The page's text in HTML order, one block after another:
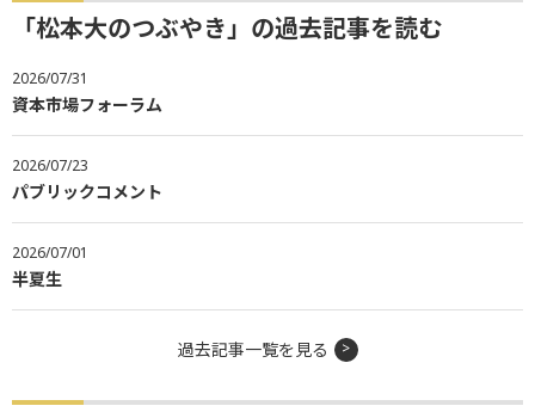
「松本大のつぶやき」の過去記事を読む
2026/07/31
資本市場フォーラム
2026/07/23
パブリックコメント
2026/07/01
半夏生
過去記事一覧を見る